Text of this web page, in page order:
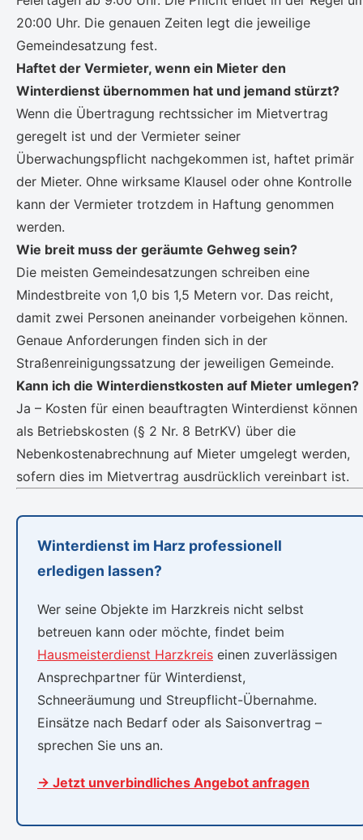
20:00 Uhr. Die genauen Zeiten legt die jeweilige
Gemeindesatzung fest.
Haftet der Vermieter, wenn ein Mieter den
Winterdienst übernommen hat und jemand stürzt?
Wenn die Übertragung rechtssicher im Mietvertrag
geregelt ist und der Vermieter seiner
Überwachungspflicht nachgekommen ist, haftet primär
der Mieter. Ohne wirksame Klausel oder ohne Kontrolle
kann der Vermieter trotzdem in Haftung genommen
werden.
Wie breit muss der geräumte Gehweg sein?
Die meisten Gemeindesatzungen schreiben eine
Mindestbreite von 1,0 bis 1,5 Metern vor. Das reicht,
damit zwei Personen aneinander vorbeigehen können.
Genaue Anforderungen finden sich in der
Straßenreinigungssatzung der jeweiligen Gemeinde.
Kann ich die Winterdienstkosten auf Mieter umlegen?
Ja – Kosten für einen beauftragten Winterdienst können
als Betriebskosten (§ 2 Nr. 8 BetrKV) über die
Nebenkostenabrechnung auf Mieter umgelegt werden,
sofern dies im Mietvertrag ausdrücklich vereinbart ist.
Winterdienst im Harz professionell
erledigen lassen?
Wer seine Objekte im Harzkreis nicht selbst
betreuen kann oder möchte, findet beim
Hausmeisterdienst Harzkreis einen zuverlässigen
Ansprechpartner für Winterdienst,
Schneeräumung und Streupflicht-Übernahme.
Einsätze nach Bedarf oder als Saisonvertrag –
sprechen Sie uns an.
→ Jetzt unverbindliches Angebot anfragen